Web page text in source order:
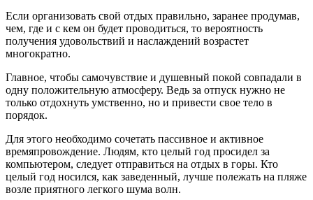
Если организовать свой отдых правильно, заранее продумав,
чем, где и с кем он будет проводиться, то вероятность
получения удовольствий и наслаждений возрастет
многократно.
Главное, чтобы самочувствие и душевный покой совпадали в
одну положительную атмосферу. Ведь за отпуск нужно не
только отдохнуть умственно, но и привести свое тело в
порядок.
Для этого необходимо сочетать пассивное и активное
времяпровождение. Людям, кто целый год просидел за
компьютером, следует отправиться на отдых в горы. Кто
целый год носился, как заведенный, лучше полежать на пляже
возле приятного легкого шума волн.